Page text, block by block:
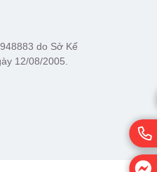
do Sở Kế
12/08/2005.